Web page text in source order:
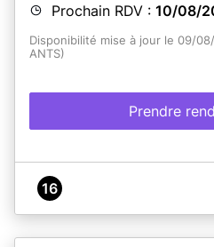
Prochain RDV : 10/08/
Disponibilité mise à jour le 09/
ANTS)
Prendre
16